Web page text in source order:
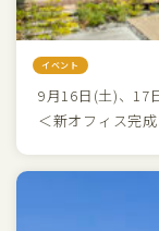
イベント
9月16日(土)、17
＜新オフィス完